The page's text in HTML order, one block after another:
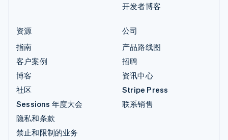
开发者博客
资源
指南
客户案例
博客
社区
Sessions 年度大会
隐私和条款
禁止和限制的业务
公司
产品路线图
招聘
资讯中心
Stripe Press
联系销售